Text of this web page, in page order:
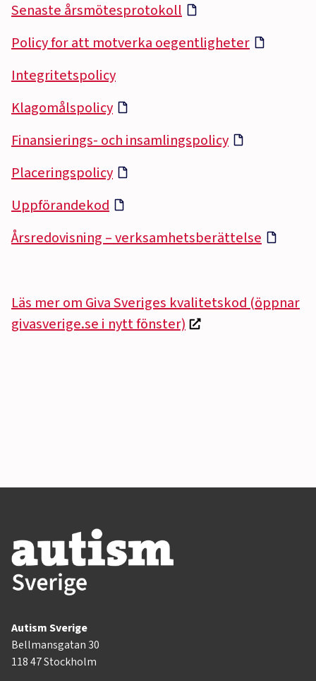
Senaste årsmötesprotokoll
Policy for att motverka oegentligheter
Integritetspolicy
Klagomålspolicy
Finansierings- och insamlingspolicy
Placeringspolicy
Uppförandekod
Årsredovisning – verksamhetsberättelse
Läs mer om Giva Sveriges kvalitetskod (öppnar
givasverige.se i nytt fönster)
Autism Sverige
Bellmansgatan 30
118 47 Stockholm